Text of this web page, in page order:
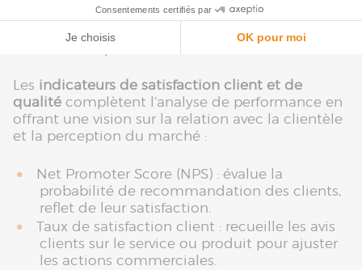
processus et des ressources, en s’assurant que
chaque étape de la chaîne de valeur fonctionne
Les indicateurs de satisfaction client et de
qualité complètent l’analyse de performance en
offrant une vision sur la relation avec la clientèle
et la perception du marché :
Net Promoter Score (NPS) : évalue la
probabilité de recommandation des clients,
reflet de leur satisfaction.
Taux de satisfaction client : recueille les avis
clients sur le service ou produit pour ajuster
les actions commerciales.